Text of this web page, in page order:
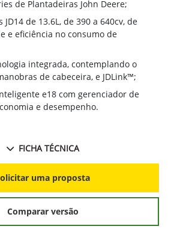
de Plantadeiras John Deere;
JD14 de 13.6L, de 390 a 640cv, de
e eficiência no consumo de
integrada, contemplando o
de cabeceira, e JDLink™;
e18 com gerenciador de
e desempenho.
FICHA TÉCNICA
uma proposta
Comparar versão